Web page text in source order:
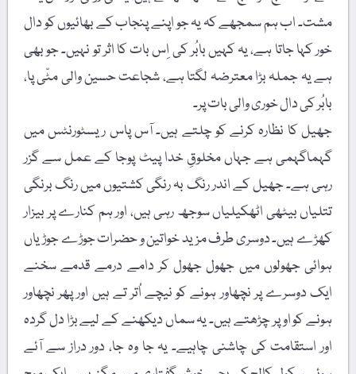
مشت۔ اب ہم سمجھے کہ یہ جو اپنے پنجاب کے بھائیوں کو دال
خور کہا جاتا ہے، یہ کہیں بابُر کی اِس بات کا اثر تو نہیں۔ جو بھی
ہے یہ جملہ بڑا معترضہ لگتا ہے، شجاعت حسین والی مٹّی پا،
بابُر کی دال خوری والی بات پر۔
جھیل کا نظارہ کرنے کو چلتے ہیں۔ آس پاس ریسٹورنٹس میں
گہماگہمی ہے جہاں مخلوقِ خدا پیٹ پوجا کے عمل سے گزر
رہی ہے۔ جھیل کے اندر رنگ بہ رنگی کشتیوں میں رنگ برنگی
تتلیاں بیٹھی اٹھکیلیاں سوجھ رہی ہیں، اور ہم کنارے پر بیزار
کھڑے ہیں۔ دوسری طرف مزید خواتین و حضرات جوڑے جوڑیاں
ہوائی جھولوں میں جھول جھول کر دامے درمے قدمے سخنے
ایک دوسرے پر نچھاور ہونے کو نیچے اُتر تے ہیں اور پھر نچھاور
ہونے کو اوپر چڑھتے ہیں۔ یہ سماں دیکھنے کے لیے بڑا دل گردہ
اور استقامت کی چاشنی چاہیے۔ یہ جا وہ جا، دور دراز سے آئے